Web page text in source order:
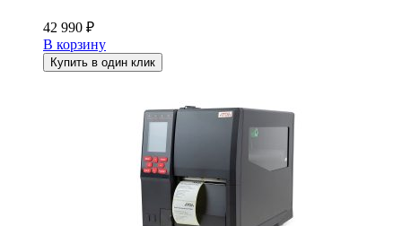
42 990 ₽
В корзину
Купить в один клик